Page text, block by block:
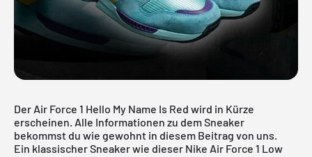
Der Air Force 1 Hello My Name Is Red wird in Kürze
erscheinen. Alle Informationen zu dem Sneaker
bekommst du wie gewohnt in diesem Beitrag von uns.
Ein klassischer Sneaker wie dieser Nike Air Force 1 Low